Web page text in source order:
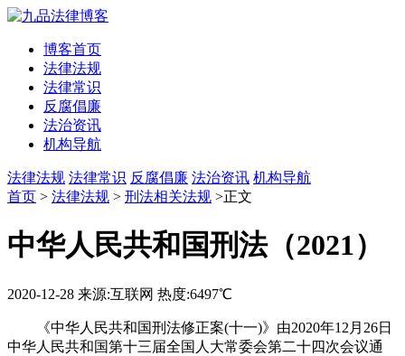
博客首页
法律法规
法律常识
反腐倡廉
法治资讯
机构导航
法律法规 法律常识 反腐倡廉 法治资讯 机构导航
首页 > 法律法规 > 刑法相关法规 >正文
中华人民共和国刑法（2021）
2020-12-28 来源:互联网 热度:6497℃
《中华人民共和国刑法修正案(十一)》由2020年12月26日
中华人民共和国第十三届全国人大常委会第二十四次会议通